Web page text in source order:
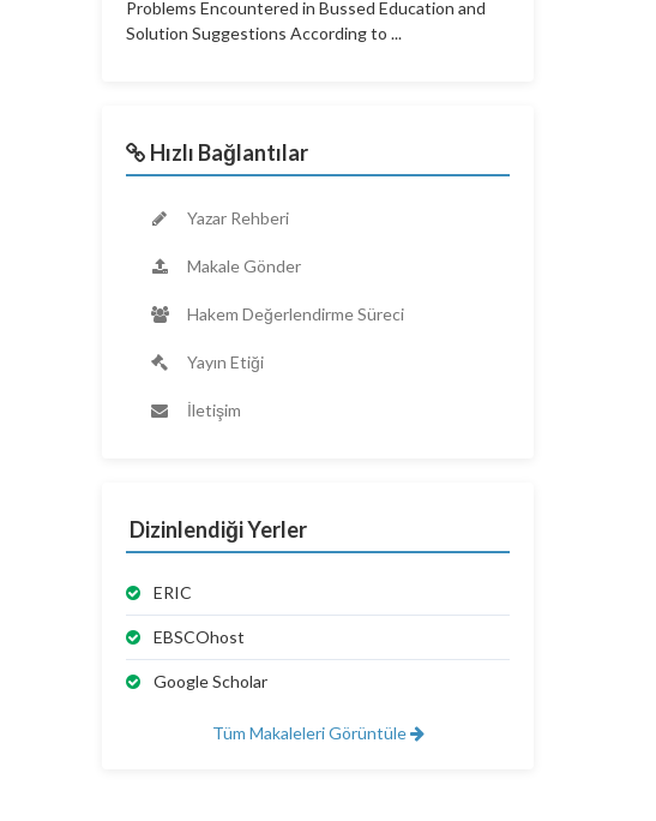
Problems Encountered in Bussed Education and
Solution Suggestions According to ...
Hızlı Bağlantılar
Yazar Rehberi
Makale Gönder
Hakem Değerlendirme Süreci
Yayın Etiği
İletişim
Dizinlendiği Yerler
ERIC
EBSCOhost
Google Scholar
Tüm Makaleleri Görüntüle